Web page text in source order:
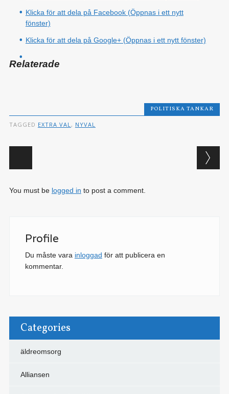
Klicka för att dela på Facebook (Öppnas i ett nytt
fönster)
Klicka för att dela på Google+ (Öppnas i ett nytt fönster)
Relaterade
POLITISKA TANKAR
TAGGED EXTRA VAL, NYVAL
You must be logged in to post a comment.
Profile
Du måste vara inloggad för att publicera en
kommentar.
Categories
äldreomsorg
Alliansen